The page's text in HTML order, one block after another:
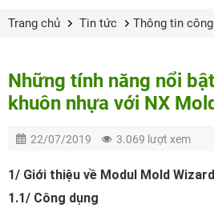
Trang chủ Tin tức Thông tin
Những tính năng nổi
khuôn nhựa với NX
22/07/2019 3.069 lượt xem
1/ Giới thiệu về Modul Mold Wizard
1.1/ Công dụng